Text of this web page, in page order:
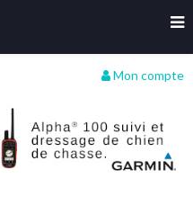
Mon compte